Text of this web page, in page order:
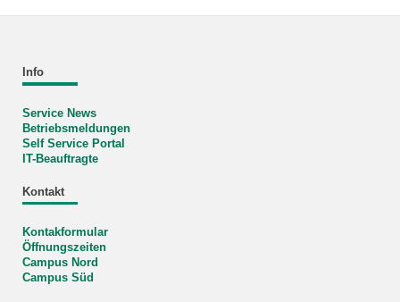
Info
Service News
Betriebsmeldungen
Self Service Portal
IT-Beauftragte
Kontakt
Kontakformular
Öffnungszeiten
Campus Nord
Campus Süd